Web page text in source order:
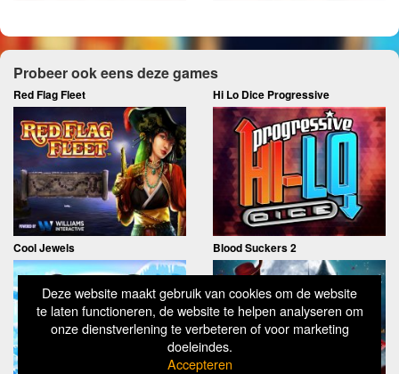
Deze website maakt gebruik van cookies om de website
te laten functioneren, de website te helpen analyseren om
onze dienstverlening te verbeteren of voor marketing
doeleindes.
Accepteren
Probeer ook eens deze games
Red Flag Fleet Hi Lo Dice Progressive
Cool Jewels Blood Suckers 2